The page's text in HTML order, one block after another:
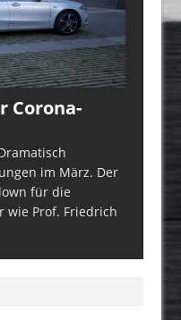
Corona-
im März. Der
für die
wie Prof. Friedrich